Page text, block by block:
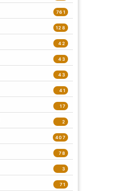
761
128
42
43
43
41
17
2
407
78
3
71